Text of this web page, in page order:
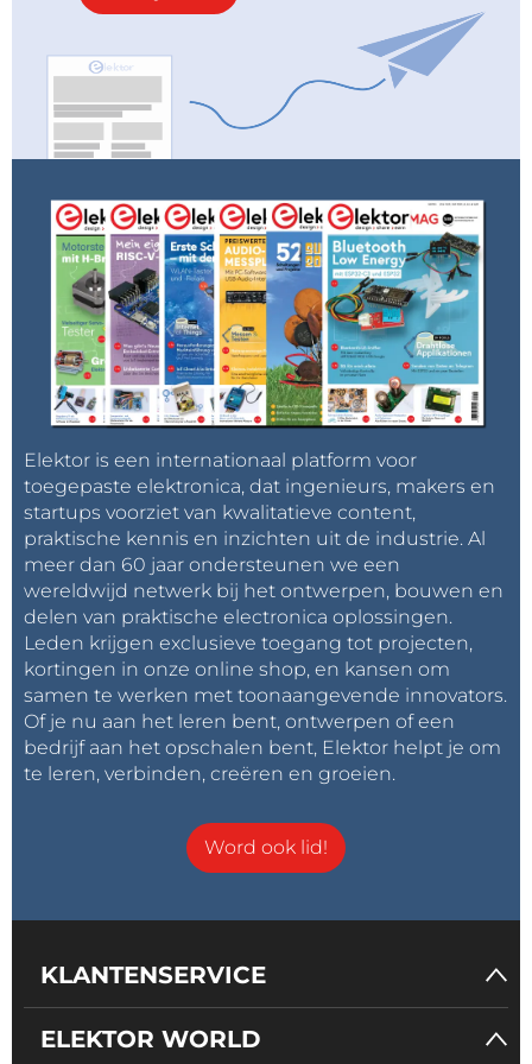
Klik hier om lid te worden van de Elektor-
Elektor is een internationaal platform voor
toegepaste elektronica, dat ingenieurs, makers en
startups voorziet van kwalitatieve content,
praktische kennis en inzichten uit de industrie. Al
meer dan 60 jaar ondersteunen we een
wereldwijd netwerk bij het ontwerpen, bouwen en
delen van praktische electronica oplossingen.
Leden krijgen exclusieve toegang tot projecten,
kortingen in onze online shop, en kansen om
samen te werken met toonaangevende innovators.
Of je nu aan het leren bent, ontwerpen of een
bedrijf aan het opschalen bent, Elektor helpt je om
te leren, verbinden, creëren en groeien.
Word ook lid!
KLANTENSERVICE
ELEKTOR WORLD